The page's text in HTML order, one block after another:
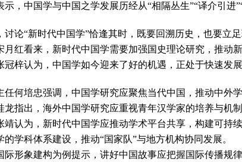
中国学与中国之学发展历经从“相隔丛生”“译介引进
“新时代中国学”恰逢其时，既要回溯历史，也要立足
看来，新时代中国学需要加强国史理论研究，推动新
认为，中国学如今迎来了好的机遇，正处于快速发
培忠强调，中国学研究应聚焦当代中国，推动中外学
出，海外中国学研究应重视青年汉学家的培养与机制
为，新时代中国学应推动学术平台共享，构建可持续
科体系建设，推动“国家队”与地方机构协同发展。
象建构为例提示，讲好中国故事应把握国际传播规律